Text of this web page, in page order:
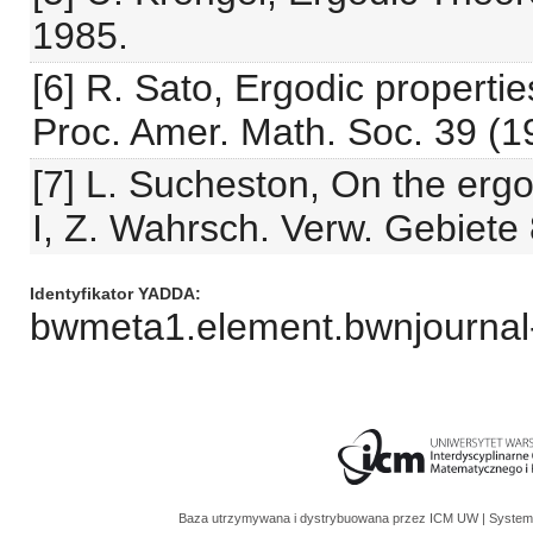
1985.
[6] R. Sato, Ergodic
Proc. Amer. Math. Soc. 39
[7] L. Sucheston, On the
I, Z. Wahrsch. Verw.
Identyfikator YADDA
Baza utrzymywana i dystrybuowana przez ICM UW |